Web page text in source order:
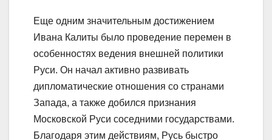
Еще одним значительным достижением
Ивана Калиты было проведение перемен в
особенностях ведения внешней политики
Руси. Он начал активно развивать
дипломатические отношения со странами
Запада, а также добился признания
Московской Руси соседними государствами.
Благодаря этим действиям, Русь быстро